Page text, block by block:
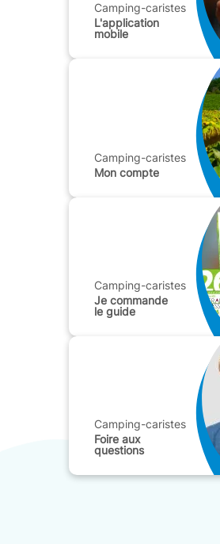
Camping-caristes
L'application
mobile
Camping-caristes
Mon compte
Camping-caristes
Je commande
le guide
Camping-caristes
Foire aux
questions